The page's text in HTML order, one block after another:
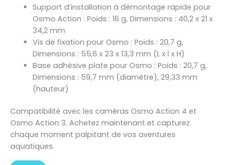
Support d’installation à démontage rapide pour
Osmo Action : Poids : 16 g, Dimensions : 40,2 x 21 x
34,2 mm
Vis de fixation pour Osmo : Poids : 20,7 g,
Dimensions : 55,6 x 23 x 13,3 mm (L x l x H)
Base adhésive plate pour Osmo : Poids : 20,7 g,
Dimensions : 59,7 mm (diamètre), 29,33 mm
(hauteur)
Compatibilité avec les caméras Osmo Action 4 et
Osmo Action 3. Achetez maintenant et capturez
chaque moment palpitant de vos aventures
aquatiques.